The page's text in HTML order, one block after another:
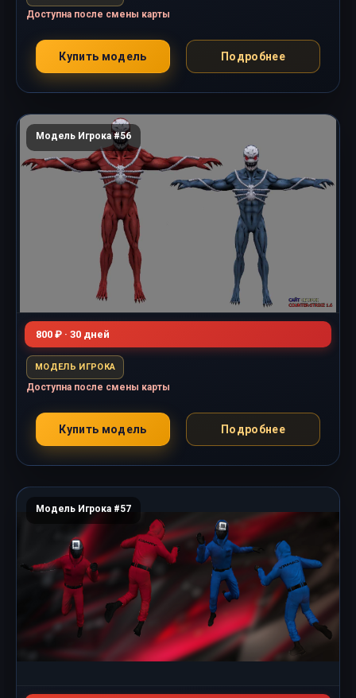
Доступна после смены карты
Купить модель Подробнее
Модель Игрока #56
800 ₽ · 30 дней
МОДЕЛЬ ИГРОКА
Доступна после смены карты
Купить модель Подробнее
Модель Игрока #57